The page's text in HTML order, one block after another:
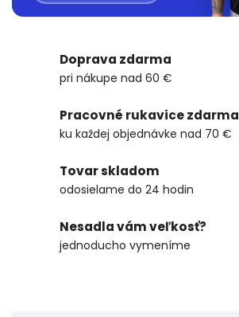
Doprava zdarma
pri nákupe nad 60 €
Pracovné rukavice zdarma
ku každej objednávke nad 70 €
Tovar skladom
odosielame do 24 hodin
Nesadla vám veľkosť?
jednoducho vymeníme